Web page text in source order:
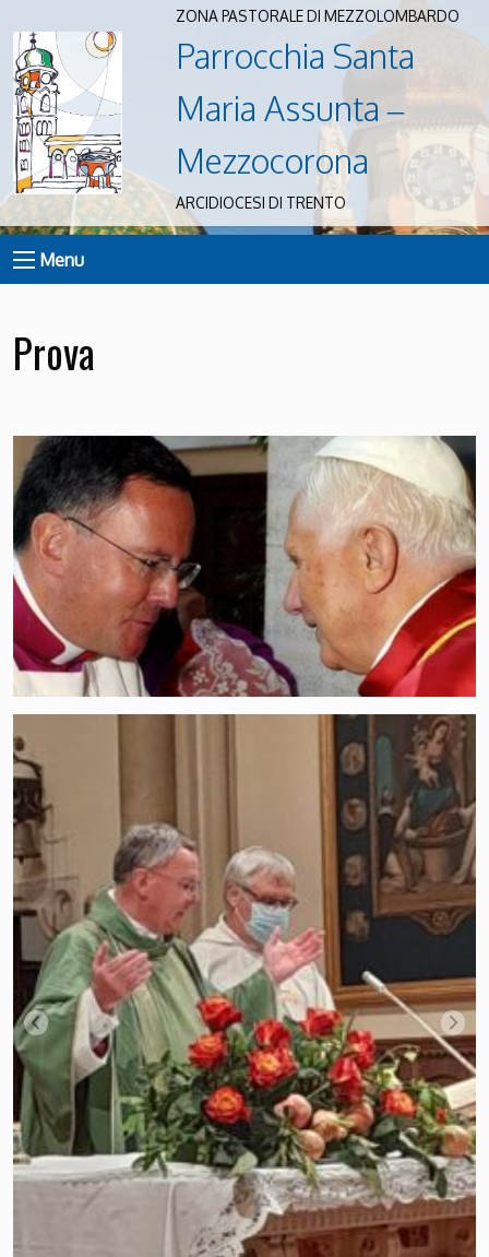
ZONA PASTORALE DI MEZZOLOMBARDO
Parrocchia Santa
Maria Assunta –
Mezzocorona
ARCIDIOCESI DI TRENTO
Menu
Prova
Share this…